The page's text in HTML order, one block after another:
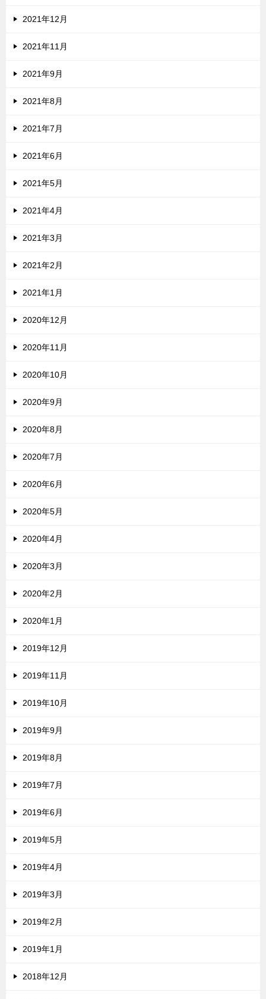
2021年12月
2021年11月
2021年9月
2021年8月
2021年7月
2021年6月
2021年5月
2021年4月
2021年3月
2021年2月
2021年1月
2020年12月
2020年11月
2020年10月
2020年9月
2020年8月
2020年7月
2020年6月
2020年5月
2020年4月
2020年3月
2020年2月
2020年1月
2019年12月
2019年11月
2019年10月
2019年9月
2019年8月
2019年7月
2019年6月
2019年5月
2019年4月
2019年3月
2019年2月
2019年1月
2018年12月